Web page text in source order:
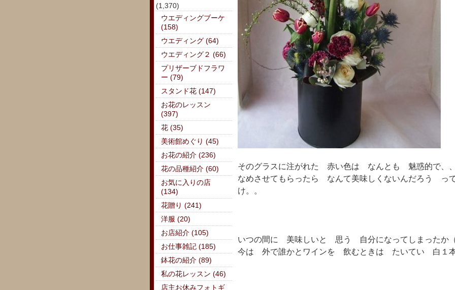
そのグラスに注がれた 赤い色は なんとも 魅惑的で
なめさせてもらったら なんて美味しくないんだろう っ
け。。
いつの間に 美味しいと 思う 自分になってしまったか（
今は 外で誰かとワインを 飲むときは たいてい 白１
(1,370)
ウエディングブーケ
(158)
ウエディング (64)
ウエディング２ (66)
プリザーブドフラワ
ー (79)
スタンド花 (147)
お花のレッスン
(397)
花 (35)
美術館めぐり (45)
お花の紹介 (236)
花の品種紹介 (60)
お気に入りの店
(134)
花贈り (241)
洋服 (20)
お店紹介 (105)
お仕事雑記 (185)
鉢花の紹介 (89)
私の花レッスン (46)
店主お休みフォトギ